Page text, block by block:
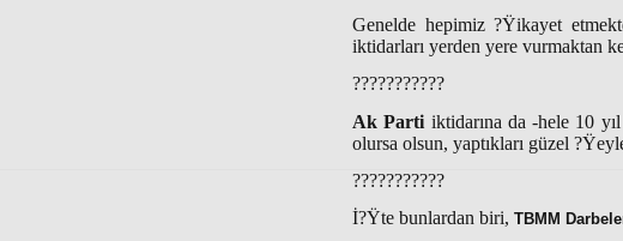
Genelde hepimiz ?Ÿikayet
iktidarları yerden yere vurmaktan
???????????
Ak Parti iktidarına da -hele 10
olursa olsun, yaptıkları güzel
???????????
İ?Ÿte bunlardan biri, TBMM